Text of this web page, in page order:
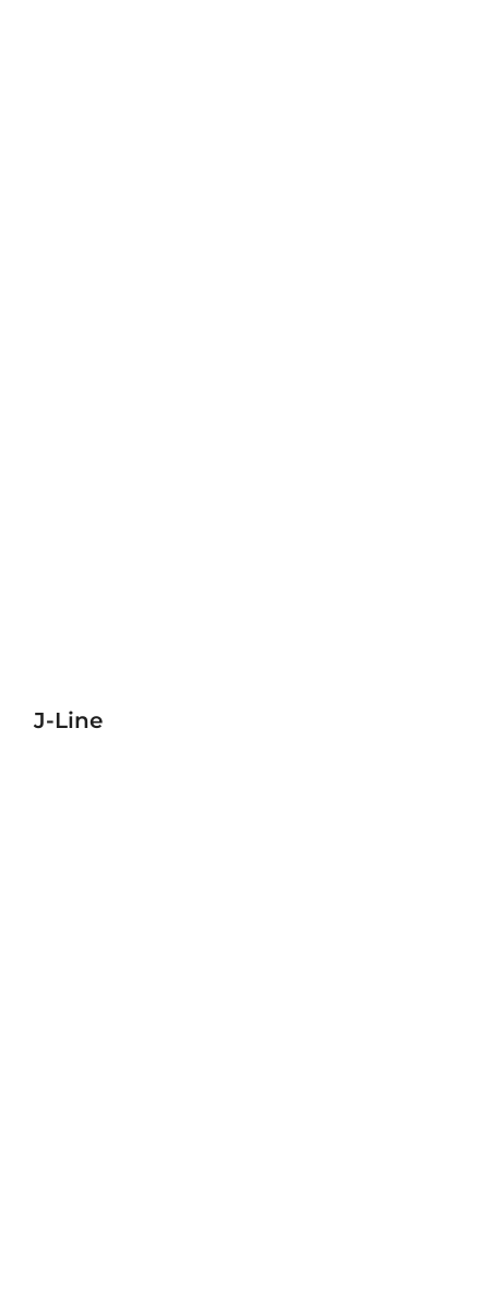
J-Line